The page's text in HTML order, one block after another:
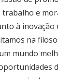
e
à inovação
na
mundo